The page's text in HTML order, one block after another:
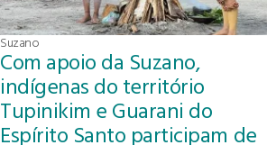
Suzano
Com apoio da Suzano,
indígenas do território
Tupinikim e Guarani do
Espírito Santo participam de